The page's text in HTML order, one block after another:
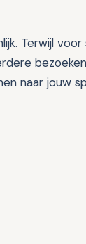
Terwijl
naar jouw